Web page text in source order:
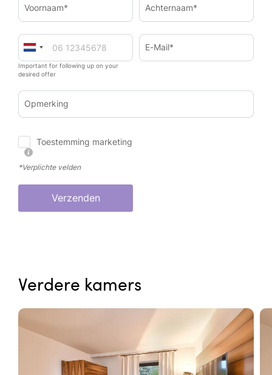
Voornaam* Achternaam*
Important for following up on your
desired offer
E-Mail*
Opmerking
Toestemming marketing
*Verplichte velden
Verzenden
Verdere kamers